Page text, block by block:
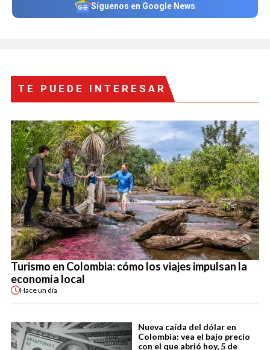
Síguenos en Google News
TE PUEDE INTERESAR
Turismo en Colombia: cómo los viajes impulsan la
economía local
Haceun día
Nueva caída del dólar en
Colombia: vea el bajo precio
con el que abrió hoy, 5 de